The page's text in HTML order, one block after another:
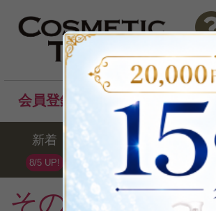
問い
会員登録後のお買い物でポイン
新着
8/5 UP!
セール ラ
その他ヘアケア